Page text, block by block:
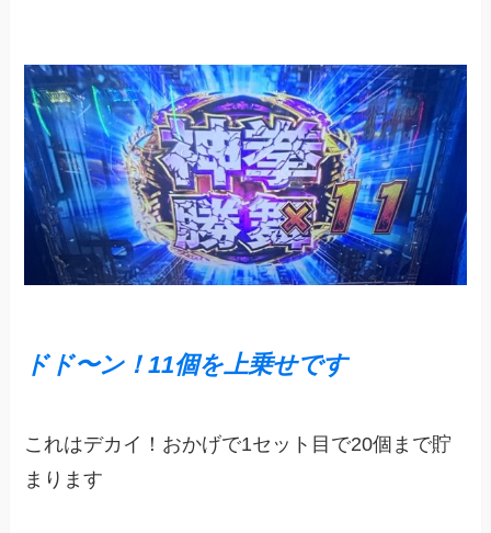
ドド〜ン！11個を上乗せです
これはデカイ！おかげで1セット目で20個まで貯
まります